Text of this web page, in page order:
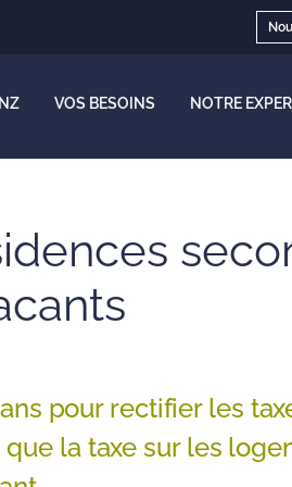
VOS BESOINS NOTRE
pour rectifier les
la taxe sur les